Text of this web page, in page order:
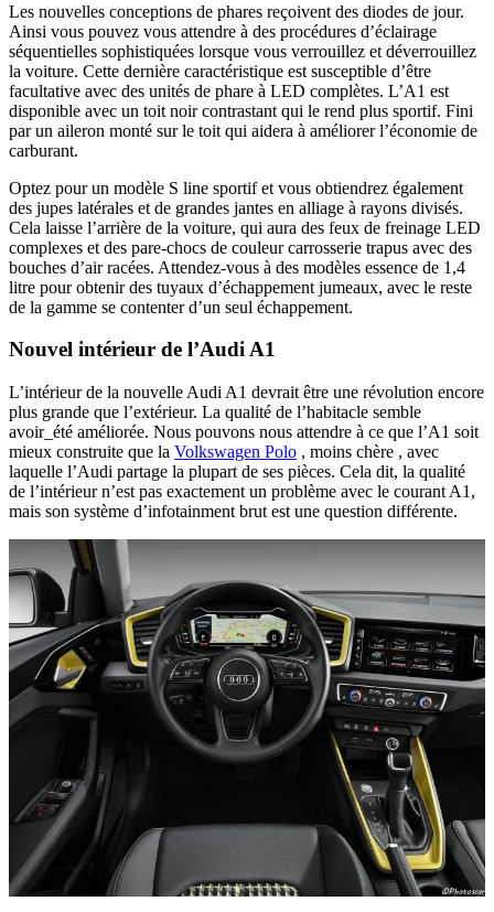
Les nouvelles conceptions de phares reçoivent des diodes de jour.
Ainsi vous pouvez vous attendre à des procédures d’éclairage
séquentielles sophistiquées lorsque vous verrouillez et déverrouillez
la voiture. Cette dernière caractéristique est susceptible d’être
facultative avec des unités de phare à LED complètes. L’A1 est
disponible avec un toit noir contrastant qui le rend plus sportif. Fini
par un aileron monté sur le toit qui aidera à améliorer l’économie de
carburant.
Optez pour un modèle S line sportif et vous obtiendrez également
des jupes latérales et de grandes jantes en alliage à rayons divisés.
Cela laisse l’arrière de la voiture, qui aura des feux de freinage LED
complexes et des pare-chocs de couleur carrosserie trapus avec des
bouches d’air racées. Attendez-vous à des modèles essence de 1,4
litre pour obtenir des tuyaux d’échappement jumeaux, avec le reste
de la gamme se contenter d’un seul échappement.
Nouvel intérieur de l’Audi A1
L’intérieur de la nouvelle Audi A1 devrait être une révolution encore
plus grande que l’extérieur. La qualité de l’habitacle semble
avoir_été améliorée. Nous pouvons nous attendre à ce que l’A1 soit
mieux construite que la Volkswagen Polo , moins chère , avec
laquelle l’Audi partage la plupart de ses pièces. Cela dit, la qualité
de l’intérieur n’est pas exactement un problème avec le courant A1,
mais son système d’infotainment brut est une question différente.